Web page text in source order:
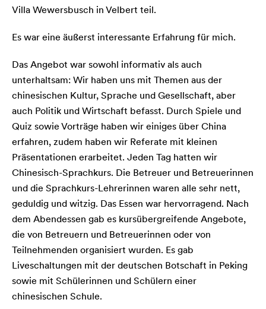
Villa Wewersbusch in Velbert teil.
Es war eine äußerst interessante Erfahrung für mich.
Das Angebot war sowohl informativ als auch
unterhaltsam: Wir haben uns mit Themen aus der
chinesischen Kultur, Sprache und Gesellschaft, aber
auch Politik und Wirtschaft befasst. Durch Spiele und
Quiz sowie Vorträge haben wir einiges über China
erfahren, zudem haben wir Referate mit kleinen
Präsentationen erarbeitet. Jeden Tag hatten wir
Chinesisch-Sprachkurs. Die Betreuer und Betreuerinnen
und die Sprachkurs-Lehrerinnen waren alle sehr nett,
geduldig und witzig. Das Essen war hervorragend. Nach
dem Abendessen gab es kursübergreifende Angebote,
die von Betreuern und Betreuerinnen oder von
Teilnehmenden organisiert wurden. Es gab
Liveschaltungen mit der deutschen Botschaft in Peking
sowie mit Schülerinnen und Schülern einer
chinesischen Schule.